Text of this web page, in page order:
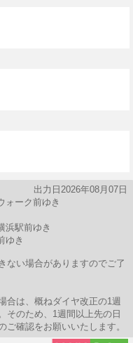
出力日2026年08月07日
ォーク前ゆき
浜駅前ゆき
ゆき
い場合がありますのでご了
合は、概ねダイヤ改正の1週
そのため、1週間以上先の日
確認をお願いいたします。